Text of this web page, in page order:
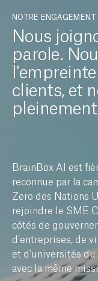
NOTRE ENGAGEMENT
Nous
parole.
clients, et
BrainBox AI est
reconnue par la
Zero des Nations
rejoindre le SME
côtés de
d'entreprises, de
et d'universités
avec la même